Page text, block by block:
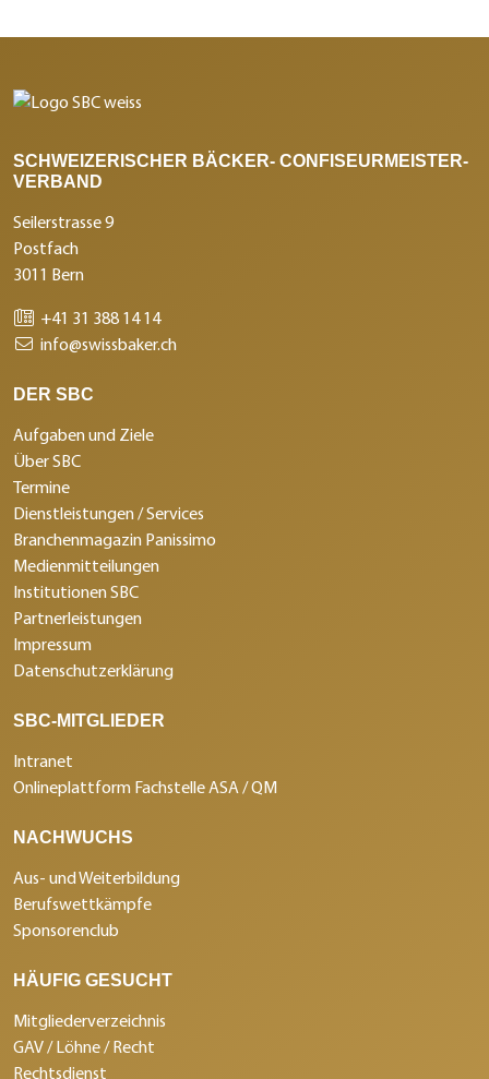
SCHWEIZERISCHER BÄCKER- CONFISEURMEISTER-
VERBAND
Seilerstrasse 9
Postfach
3011 Bern
+41 31 388 14 14
info@swissbaker.ch
DER SBC
Aufgaben und Ziele
Über SBC
Termine
Dienstleistungen / Services
Branchenmagazin Panissimo
Medienmitteilungen
Institutionen SBC
Partnerleistungen
Impressum
Datenschutzerklärung
SBC-MITGLIEDER
Intranet
Onlineplattform Fachstelle ASA / QM
NACHWUCHS
Aus- und Weiterbildung
Berufswettkämpfe
Sponsorenclub
HÄUFIG GESUCHT
Mitgliederverzeichnis
GAV / Löhne / Recht
Rechtsdienst